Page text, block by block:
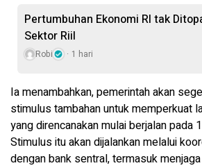
Pertumbuhan Ekonomi RI tak
Sektor Riil
Robi 1 hari
Ia menambahkan, pemerintah akan
stimulus tambahan untuk memperkuat
yang direncanakan mulai berjalan pada
Stimulus itu akan dijalankan melalui
dengan bank sentral, termasuk